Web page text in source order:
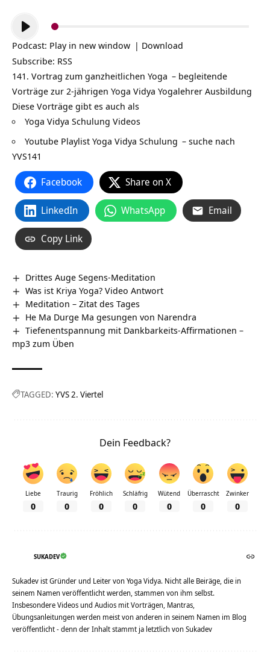
Audio-
Player
Podcast: Play in new window | Download
Subscribe: RSS
141. Vortrag zum ganzheitlichen Yoga – begleitende
Vorträge zur 2-jährigen Yoga Vidya Yogalehrer Ausbildung
Diese Vorträge gibt es auch als
Yoga Vidya Schulung Videos
Youtube Playlist Yoga Vidya Schulung – suche nach
YVS141
Facebook Share on X
LinkedIn WhatsApp Email
Copy Link
Drittes Auge Segens-Meditation
Was ist Kriya Yoga? Video Antwort
Meditation – Zitat des Tages
He Ma Durge Ma gesungen von Narendra
Tiefenentspannung mit Dankbarkeits-Affirmationen –
mp3 zum Üben
TAGGED: YVS 2. Viertel
Dein Feedback?
Liebe
0
Traurig
0
Fröhlich
0
Schläfrig
0
Wütend
0
Überrascht
0
Zwinker
0
SUKADEV
Sukadev ist Gründer und Leiter von Yoga Vidya. Nicht alle Beiräge, die in
seinem Namen veröffentlicht werden, stammen von ihm selbst.
Insbesondere Videos und Audios mit Vorträgen, Mantras,
Übungsanleitungen werden meist von anderen in seinem Namen im Blog
veröffentlicht - denn der Inhalt stammt ja letztlich von Sukadev